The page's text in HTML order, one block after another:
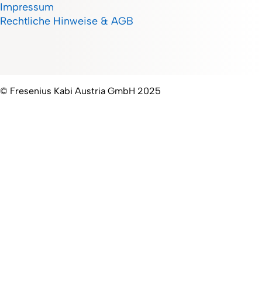
Impressum
Rechtliche Hinweise & AGB
© Fresenius Kabi Austria GmbH 2025